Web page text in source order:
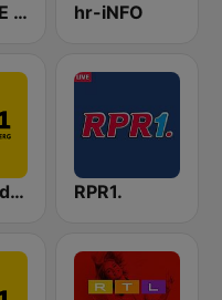
ANTENNE BAYERN hr-iNFO
SWR1 Baden-Württemberg RPR1.